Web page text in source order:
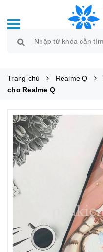
Trang chủ Realme Q
cho Realme Q